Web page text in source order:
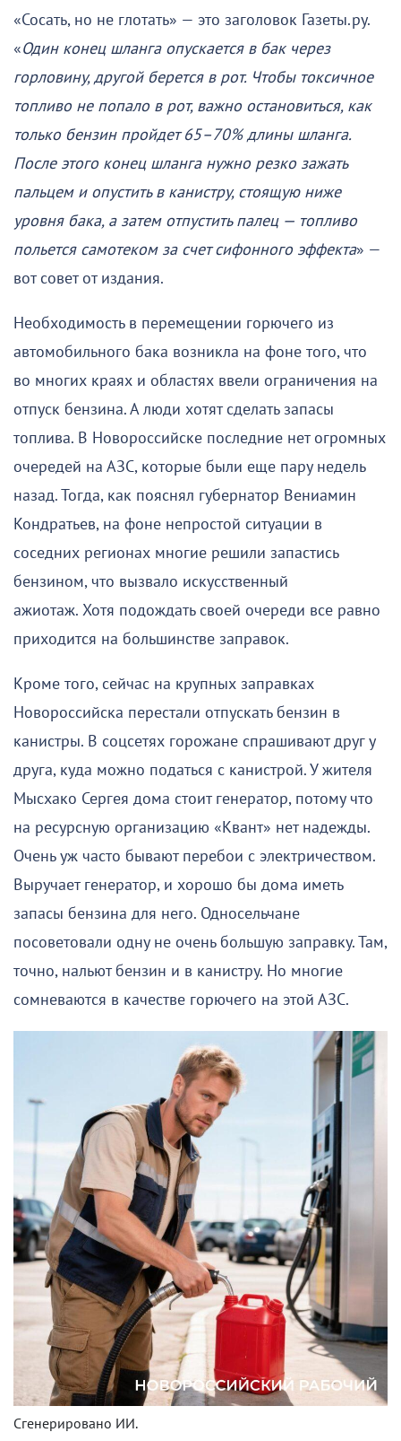
«Сосать, но не глотать» — это заголовок Газеты.ру.
«Один конец шланга опускается в бак через
горловину, другой берется в рот. Чтобы токсичное
топливо не попало в рот, важно остановиться, как
только бензин пройдет 65–70% длины шланга.
После этого конец шланга нужно резко зажать
пальцем и опустить в канистру, стоящую ниже
уровня бака, а затем отпустить палец — топливо
польется самотеком за счет сифонного эффекта» —
вот совет от издания.
Необходимость в перемещении горючего из
автомобильного бака возникла на фоне того, что
во многих краях и областях ввели ограничения на
отпуск бензина. А люди хотят сделать запасы
топлива. В Новороссийске последние нет огромных
очередей на АЗС, которые были еще пару недель
назад. Тогда, как пояснял губернатор Вениамин
Кондратьев, на фоне непростой ситуации в
соседних регионах многие решили запастись
бензином, что вызвало искусственный
ажиотаж. Хотя подождать своей очереди все равно
приходится на большинстве заправок.
Кроме того, сейчас на крупных заправках
Новороссийска перестали отпускать бензин в
канистры. В соцсетях горожане спрашивают друг у
друга, куда можно податься с канистрой. У жителя
Мысхако Сергея дома стоит генератор, потому что
на ресурсную организацию «Квант» нет надежды.
Очень уж часто бывают перебои с электричеством.
Выручает генератор, и хорошо бы дома иметь
запасы бензина для него. Односельчане
посоветовали одну не очень большую заправку. Там,
точно, нальют бензин и в канистру. Но многие
сомневаются в качестве горючего на этой АЗС.
Сгенерировано ИИ.